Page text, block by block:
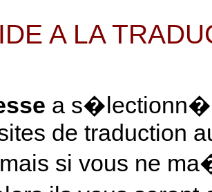
A LA
a s�lectionn�
de traduction
si vous ne